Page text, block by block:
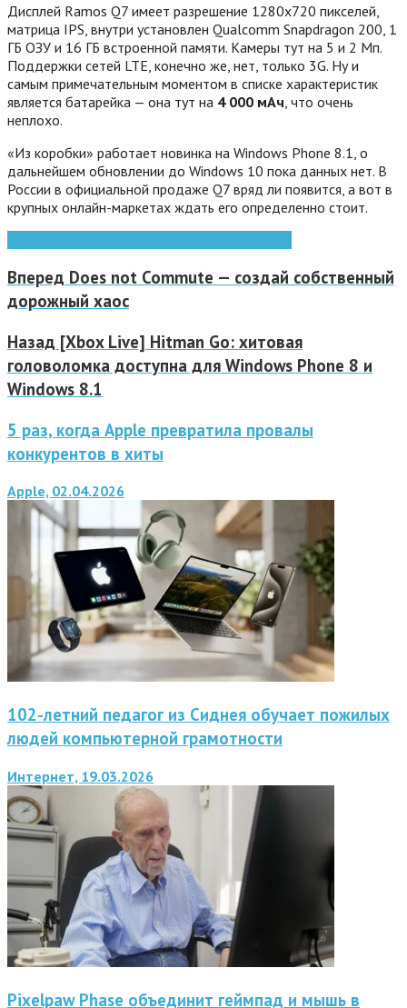
Дисплей Ramos Q7 имеет разрешение 1280х720 пикселей,
матрица IPS, внутри установлен Qualcomm Snapdragon 200, 1
ГБ ОЗУ и 16 ГБ встроенной памяти. Камеры тут на 5 и 2 Мп.
Поддержки сетей LTE, конечно же, нет, только 3G. Ну и
самым примечательным моментом в списке характеристик
является батарейка — она тут на 4 000 мАч , что очень
неплохо.
«Из коробки» работает новинка на Windows Phone 8.1, о
дальнейшем обновлении до Windows 10 пока данных нет. В
России в официальной продаже Q7 вряд ли появится, а вот в
крупных онлайн-маркетах ждать его определенно стоит.
Вперед Does not Commute — создай собственный
дорожный хаос
Назад [Xbox Live] Hitman Go: хитовая
головоломка доступна для Windows Phone 8 и
Windows 8.1
5 раз, когда Apple превратила провалы
конкурентов в хиты
Apple, 02.04.2026
102-летний педагог из Сиднея обучает пожилых
людей компьютерной грамотности
Интернет, 19.03.2026
Pixelpaw Phase объединит геймпад и мышь в